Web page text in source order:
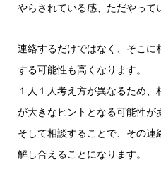
やらされている感、ただやって
連絡するだけではなく、そこ
する可能性も高くなります。
１人１人考え方が異なるため
が大きなヒントとなる可能性が
そして相談することで、その
解し合えることになります。